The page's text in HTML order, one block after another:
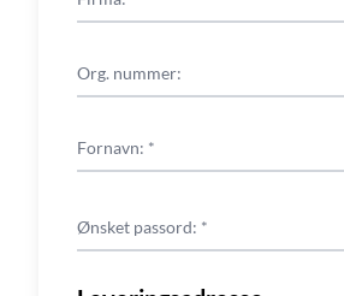
Org. nummer:
Fornavn: *
Ønsket passord: *